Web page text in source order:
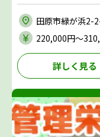
田原市緑が浜2-
220,000円〜
詳しく見る